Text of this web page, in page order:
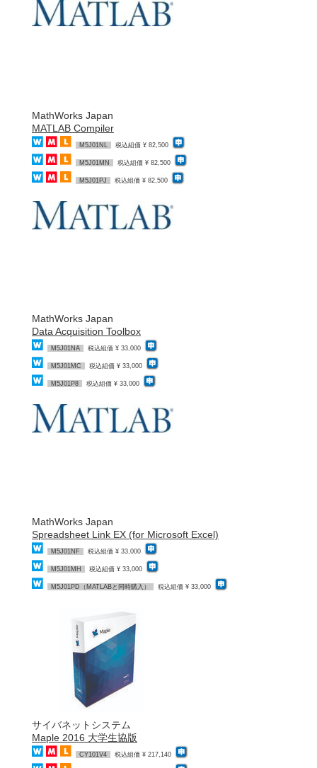
MathWorks Japan
MATLAB Compiler
M5J01NL 税込組価 ¥ 82,500
M5J01MN 税込組価 ¥ 82,500
M5J01PJ 税込組価 ¥ 82,500
MathWorks Japan
Data Acquisition Toolbox
M5J01NA 税込組価 ¥ 33,000
M5J01MC 税込組価 ¥ 33,000
M5J01P8 税込組価 ¥ 33,000
MathWorks Japan
Spreadsheet Link EX (for Microsoft Excel)
M5J01NF 税込組価 ¥ 33,000
M5J01MH 税込組価 ¥ 33,000
M5J01PD（MATLABと同時購入） 税込組価 ¥ 33,000
サイバネットシステム
Maple 2016 大学生協版
CY101V4 税込組価 ¥ 217,140